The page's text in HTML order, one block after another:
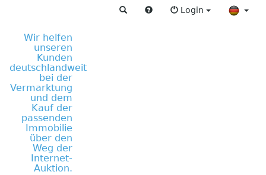
Login
Wir helfen
unseren
Kunden
deutschlandweit
bei der
Vermarktung
und dem
Kauf der
passenden
Immobilie
über den
Weg der
Internet-
Auktion.